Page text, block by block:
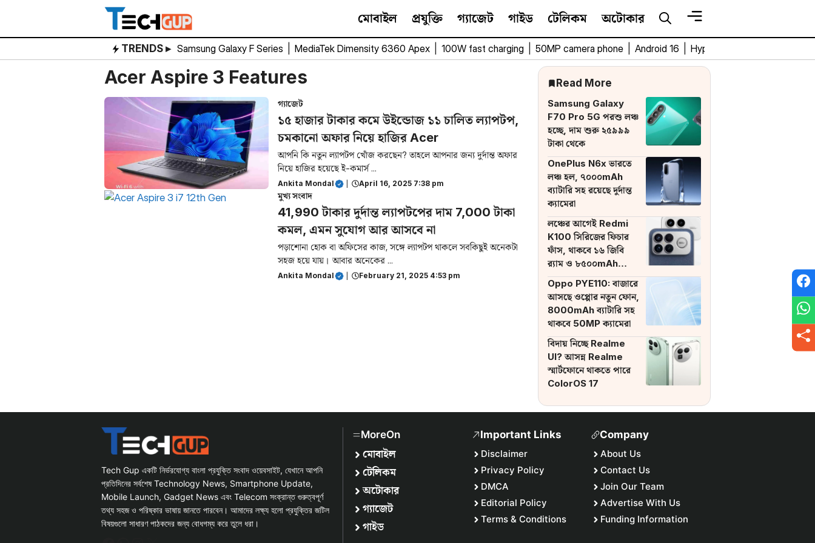
content
মোবাইল প্রযুক্তি গ্যাজেট গাইড টেলিকম অটোকার
TRENDS ▸ Samsung Galaxy F Series MediaTek Dimensity 6360 Apex 100W fast charging 50MP camera phone Android 16 HyperOS 3
Acer Aspire 3 Features
গ্যাজেট
১৫ হাজার টাকার কমে উইন্ডোজ ১১ চালিত ল্যাপটপ,
চমকানো অফার নিয়ে হাজির Acer
আপনি কি নতুন ল্যাপটপ খোঁজ করছেন? তাহলে আপনার জন্য দুর্দান্ত অফার
নিয়ে হাজির হয়েছে ই-কমার্স ...
Ankita Mondal April 16, 2025 7:38 pm
মুখ্য সংবাদ
41,990 টাকার দুর্দান্ত ল্যাপটপের দাম 7,000 টাকা
কমল, এমন সুযোগ আর আসবে না
পড়াশোনা হোক বা অফিসের কাজ, সঙ্গে ল্যাপটপ থাকলে সবকিছুই অনেকটা
সহজ হয়ে যায়। আবার অনেকের ...
Ankita Mondal February 21, 2025 4:53 pm
Read More
Samsung Galaxy
F70 Pro 5G পরশু লঞ্চ
হচ্ছে, দাম শুরু ২৫৯৯৯
টাকা থেকে
OnePlus N6x ভারতে
লঞ্চ হল, ৭০০০mAh
ব্যাটারি সহ রয়েছে দুর্দান্ত
ক্যামেরা
লঞ্চের আগেই Redmi
K100 সিরিজের ফিচার
ফাঁস, থাকবে ১৬ জিবি
র‌্যাম ও ৮৫০০mAh
ব্যাটারি
Oppo PYE110: বাজারে
আসছে ওপ্পোর নতুন ফোন,
8000mAh ব্যাটারি সহ
থাকবে 50MP ক্যামেরা
বিদায় নিচ্ছে Realme
UI? আসন্ন Realme
স্মার্টফোনে থাকতে পারে
ColorOS 17
Tech Gup একটি নির্ভরযোগ্য বাংলা প্রযুক্তি সংবাদ ওয়েবসাইট, যেখানে আপনি
প্রতিদিনের সর্বশেষ Technology News, Smartphone Update,
Mobile Launch, Gadget News এবং Telecom সংক্রান্ত গুরুত্বপূর্ণ
তথ্য সহজ ও পরিষ্কার ভাষায় জানতে পারবেন। আমাদের লক্ষ্য হলো প্রযুক্তির জটিল
বিষয়গুলো সাধারণ পাঠকদের জন্য বোধগম্য করে তুলে ধরা।
MoreOn
মোবাইল
টেলিকম
অটোকার
গ্যাজেট
গাইড
Important Links
Disclaimer
Privacy Policy
DMCA
Editorial Policy
Terms & Conditions
Company
About Us
Contact Us
Join Our Team
Advertise With Us
Funding Information